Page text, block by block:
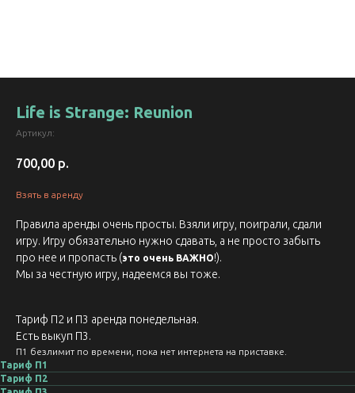
Life is Strange: Reunion
Артикул:
700,00 р.
Взять в аренду
Правила аренды очень просты. Взяли игру, поиграли, сдали
игру. Игру обязательно нужно сдавать, а не просто забыть
про нее и пропасть (это очень ВАЖНО!).
Мы за честную игру, надеемся вы тоже.
Тариф П2 и П3 аренда понедельная.
Есть выкуп П3.
П1 безлимит по времени, пока нет интернета на приставке.
Тариф П1
Тариф П2